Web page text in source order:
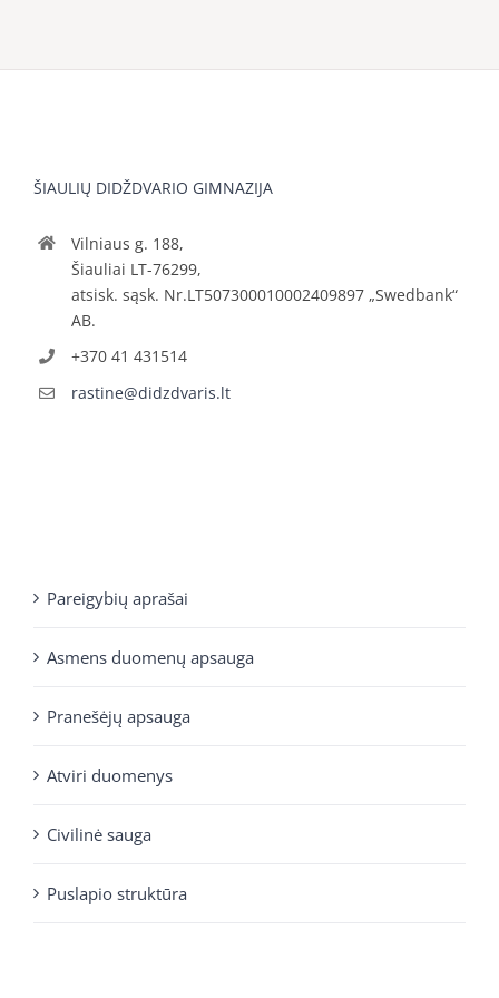
ŠIAULIŲ DIDŽDVARIO GIMNAZIJA
Vilniaus g. 188,
Šiauliai LT-76299,
atsisk. sąsk. Nr.LT507300010002409897 „Swedbank“
AB.
+370 41 431514
rastine@didzdvaris.lt
Pareigybių aprašai
Asmens duomenų apsauga
Pranešėjų apsauga
Atviri duomenys
Civilinė sauga
Puslapio struktūra